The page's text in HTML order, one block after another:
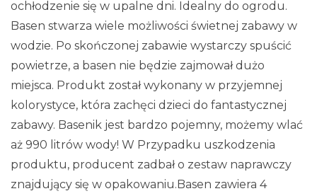
ochłodzenie się w upalne dni. Idealny do ogrodu.
Basen stwarza wiele możliwości świetnej zabawy w
wodzie. Po skończonej zabawie wystarczy spuścić
powietrze, a basen nie będzie zajmował dużo
miejsca. Produkt został wykonany w przyjemnej
kolorystyce, która zachęci dzieci do fantastycznej
zabawy. Basenik jest bardzo pojemny, możemy wlać
aż 990 litrów wody! W Przypadku uszkodzenia
produktu, producent zadbał o zestaw naprawczy
znajdujący się w opakowaniu.Basen zawiera 4